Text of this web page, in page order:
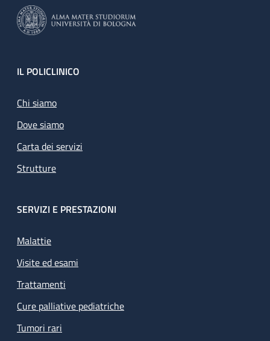
Footer
IL POLICLINICO
Chi siamo
Dove siamo
Carta dei servizi
Strutture
SERVIZI E PRESTAZIONI
Malattie
Visite ed esami
Trattamenti
Cure palliative pediatriche
Tumori rari